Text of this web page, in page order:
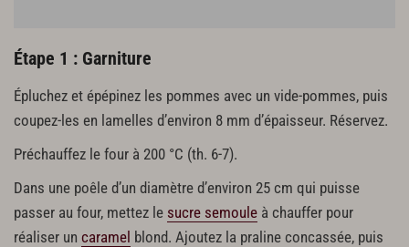
Étape 1 : Garniture
Épluchez et épépinez les pommes avec un vide-pommes, puis
coupez-les en lamelles d’environ 8 mm d’épaisseur. Réservez.
Préchauffez le four à 200 °C (th. 6-7).
Dans une poêle d’un diamètre d’environ 25 cm qui puisse
passer au four, mettez le sucre semoule à chauffer pour
réaliser un caramel blond. Ajoutez la praline concassée, puis